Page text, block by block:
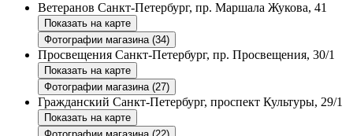
Ветеранов Санкт-Петербург, пр. Маршала Жукова, 41
Показать на карте
Фотографии магазина (34)
Просвещения Санкт-Петербург, пр. Просвещения, 30/1
Показать на карте
Фотографии магазина (27)
Гражданский Санкт-Петербург, проспект Культуры, 29/1
Показать на карте